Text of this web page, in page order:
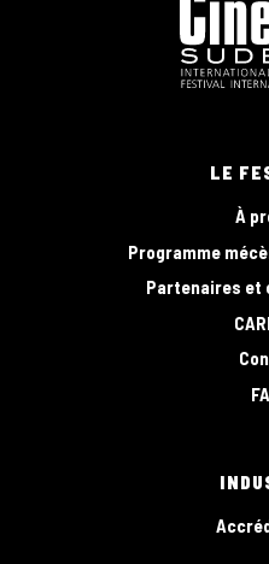
LE
À
Programme
Partenaires et